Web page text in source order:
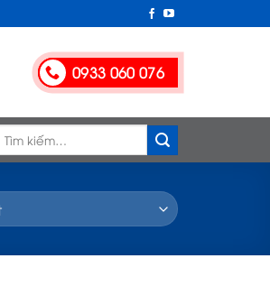
0933 060 076
Tìm
kiếm: